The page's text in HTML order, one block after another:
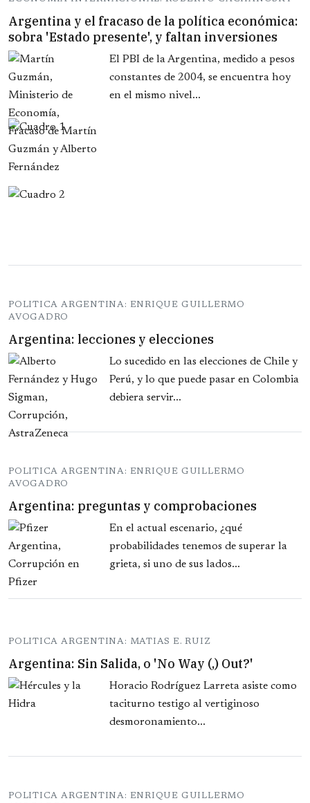
Argentina y el fracaso de la política económica:
sobra 'Estado presente', y faltan inversiones
El PBI de la Argentina, medido a pesos
constantes de 2004, se encuentra hoy
en el mismo nivel...
POLITICA ARGENTINA: ENRIQUE GUILLERMO
AVOGADRO
Argentina: lecciones y elecciones
Lo sucedido en las elecciones de Chile y
Perú, y lo que puede pasar en Colombia
debiera servir...
POLITICA ARGENTINA: ENRIQUE GUILLERMO
AVOGADRO
Argentina: preguntas y comprobaciones
En el actual escenario, ¿qué
probabilidades tenemos de superar la
grieta, si uno de sus lados...
POLITICA ARGENTINA: MATIAS E. RUIZ
Argentina: Sin Salida, o 'No Way (,) Out?'
Horacio Rodríguez Larreta asiste como
taciturno testigo al vertiginoso
desmoronamiento...
POLITICA ARGENTINA: ENRIQUE GUILLERMO